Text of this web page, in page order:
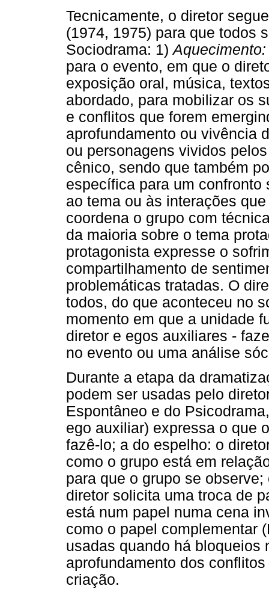
Tecnicamente, o diretor
(1974, 1975) para que todos
Sociodrama: 1)Aquecimento:
para o evento, em que o
exposição oral, música,
abordado, para mobilizar os
e conflitos que forem
aprofundamento ou vivência
ou personagens vividos
cênico, sendo que também
específica para um
ao tema ou às interações
coordena o grupo com
da maioria sobre o tema
protagonista expresse o
compartilhamento de
problemáticas tratadas. O
todos, do que aconteceu no
momento em que a unidade
diretor e egos auxiliares -
no evento ou uma análise
Durante a etapa da
podem ser usadas pelo
Espontâneo e do
ego auxiliar) expressa o que
fazê-lo; a do espelho: o
como o grupo está em
para que o grupo se
diretor solicita uma troca de
está num papel numa cena
como o papel complementar
usadas quando há bloqueios
aprofundamento dos
criação.